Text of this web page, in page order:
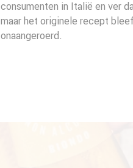
consumenten in Italië en ver
maar het originele recept
onaangeroerd.